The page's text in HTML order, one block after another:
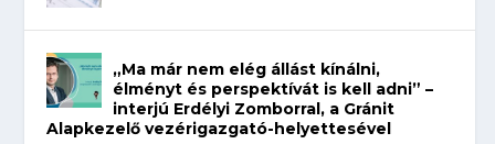
„Ma már nem elég állást kínálni,
élményt és perspektívát is kell adni” –
interjú Erdélyi Zomborral, a Gránit
Alapkezelő vezérigazgató-helyettesével